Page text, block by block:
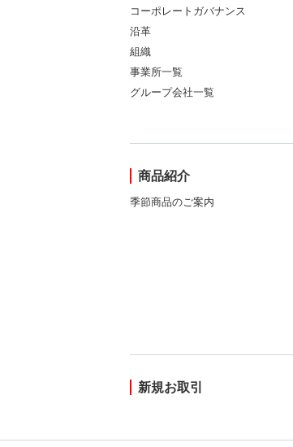
コーポレートガバナンス
沿革
組織
事業所一覧
グループ会社一覧
商品紹介
季節商品のご案内
新規お取引